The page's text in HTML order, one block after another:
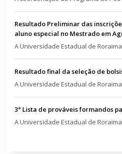
Resultado Preliminar das
aluno especial no Mestrado em
A Universidade Estadual de Roraima
Resultado final da seleção de
A Universidade Estadual de Roraima
3ª Lista de prováveis formandos
A Universidade Estadual de Roraima